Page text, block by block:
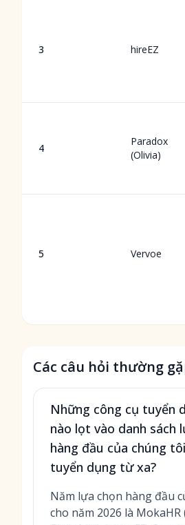
3 hireEZ
4
Paradox
(Olivia)
5 Vervoe
Các câu hỏi thường
Những công cụ tuyển
nào lọt vào danh sách
hàng đầu của chúng
tuyển dụng từ xa?
Năm lựa chọn hàng đầu
cho năm 2026 là MokaHR